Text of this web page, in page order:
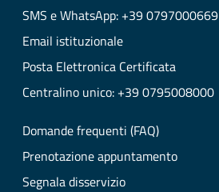
SMS e WhatsApp: +39 0797000669
Email istituzionale
Posta Elettronica Certificata
Centralino unico: +39 0795008000
Domande frequenti (FAQ)
Prenotazione appuntamento
Segnala disservizio